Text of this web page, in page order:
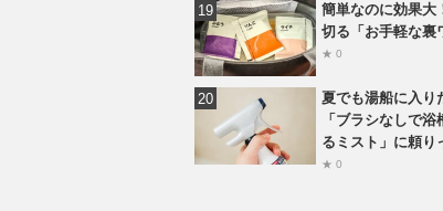
簡単なのに効果大
切る「お手軽な裏
★ 0
夏でも湯船に入り
「ブラシなしで
るミスト」に頼り
★ 0